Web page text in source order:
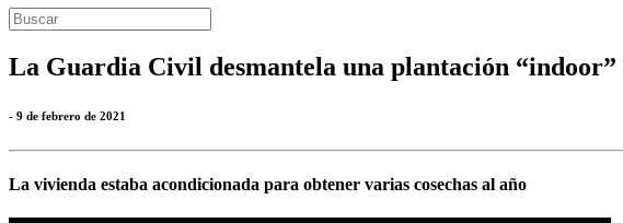
La Guardia Civil desmantela una plantación
- 9 de febrero de 2021
La vivienda estaba acondicionada para obtener varias cosechas al año